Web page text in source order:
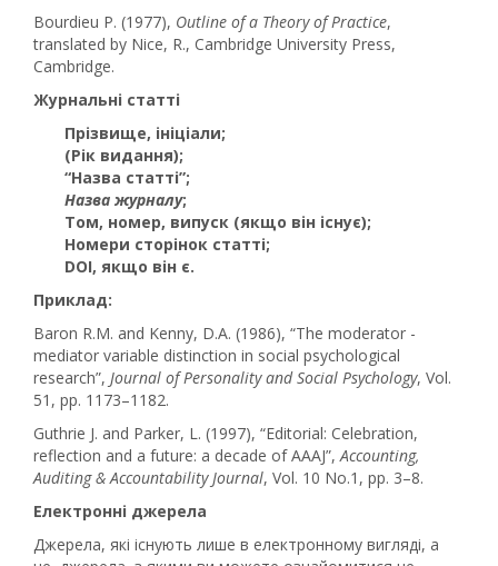
Bourdieu P. (1977), Outline of a Theory of Practice,
translated by Nice, R., Cambridge University Press,
Cambridge.
Журнальні статті
Прізвище, ініціали;
(Рік видання);
“Назва статті”;
Назва журналу;
Том, номер, випуск (якщо він існує);
Номери сторінок статті;
DOI, якщо він є.
Приклад:
Baron R.M. and Kenny, D.A. (1986), “The moderator -
mediator variable distinction in social psychological
research”, Journal of Personality and Social Psychology, Vol.
51, pp. 1173–1182.
Guthrie J. and Parker, L. (1997), “Editorial: Celebration,
reflection and a future: a decade of AAAJ”,Accounting,
Auditing & Accountability Journal, Vol. 10 No.1, pp. 3–8.
Електронні джерела
Джерела, які існують лише в електронному вигляді, а